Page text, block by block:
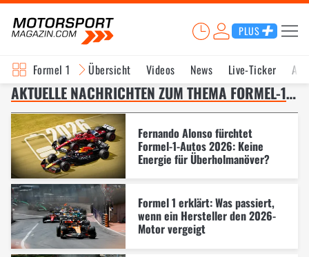
PLUS
Formel 1 Übersicht Videos News Live-Ticker
AKTUELLE NACHRICHTEN ZUM THEMA FORMEL-1-REGELN 2026 – SEITE 8
Fernando Alonso fürchtet
Formel-1-Autos 2026: Keine
Energie für Überholmanöver?
Formel 1 erklärt: Was passiert,
wenn ein Hersteller den 2026-
Motor vergeigt